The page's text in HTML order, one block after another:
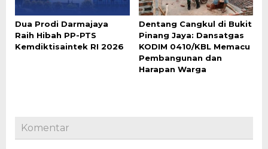
Dua Prodi Darmajaya
Raih Hibah PP-PTS
Kemdiktisaintek RI 2026
Dentang Cangkul di Bukit
Pinang Jaya: Dansatgas
KODIM 0410/KBL Memacu
Pembangunan dan
Harapan Warga
Komentar